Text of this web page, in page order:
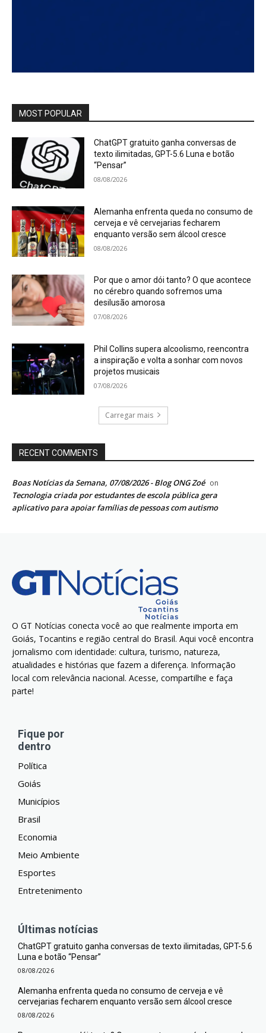
MOST POPULAR
ChatGPT gratuito ganha conversas de
texto ilimitadas, GPT-5.6 Luna e botão
“Pensar”
08/08/2026
Alemanha enfrenta queda no consumo de
cerveja e vê cervejarias fecharem
enquanto versão sem álcool cresce
08/08/2026
Por que o amor dói tanto? O que acontece
no cérebro quando sofremos uma
desilusão amorosa
07/08/2026
Phil Collins supera alcoolismo, reencontra
a inspiração e volta a sonhar com novos
projetos musicais
07/08/2026
Carregar mais
RECENT COMMENTS
Boas Notícias da Semana, 07/08/2026 - Blog ONG Zoé on
Tecnologia criada por estudantes de escola pública gera
aplicativo para apoiar famílias de pessoas com autismo
O GT Notícias conecta você ao que realmente importa em
Goiás, Tocantins e região central do Brasil. Aqui você encontra
jornalismo com identidade: cultura, turismo, natureza,
atualidades e histórias que fazem a diferença. Informação
local com relevância nacional. Acesse, compartilhe e faça
parte!
Fique por
dentro
Política
Goiás
Municípios
Brasil
Economia
Meio Ambiente
Esportes
Entretenimento
Últimas notícias
ChatGPT gratuito ganha conversas de texto ilimitadas, GPT-5.6
Luna e botão “Pensar”
08/08/2026
Alemanha enfrenta queda no consumo de cerveja e vê
cervejarias fecharem enquanto versão sem álcool cresce
08/08/2026